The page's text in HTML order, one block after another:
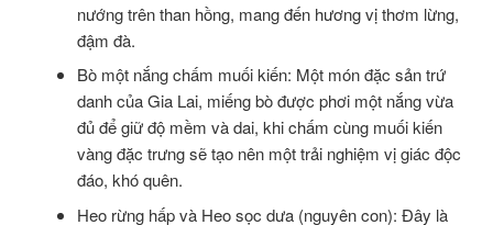
nướng trên than hồng, mang đến hương vị thơm lừng,
đậm đà.
Bò một nắng chấm muối kiến: Một món đặc sản trứ
danh của Gia Lai, miếng bò được phơi một nắng vừa
đủ để giữ độ mềm và dai, khi chấm cùng muối kiến
vàng đặc trưng sẽ tạo nên một trải nghiệm vị giác độc
đáo, khó quên.
Heo rừng hấp và Heo sọc dưa (nguyên con): Đây là